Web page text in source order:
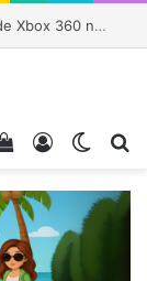
Grounded anuncia grande atualização e já ultrapassa 30 milhões de jogadores
Entrar
Veja seu